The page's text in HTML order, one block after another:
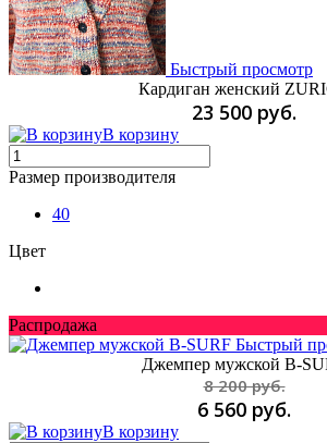
Быстрый просмотр
Кардиган женский
23 500 руб.
В корзину
Размер производителя
40
Цвет
Распродажа
Быстрый
Джемпер мужской B-
8 200 руб.
6 560 руб.
В корзину